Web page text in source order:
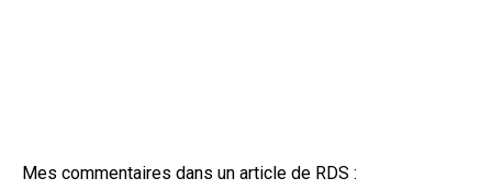
Mes commentaires dans un article de RDS :